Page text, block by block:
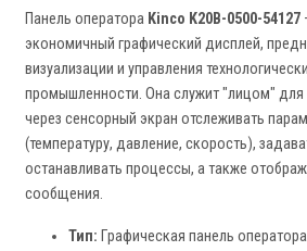
Панель оператора Kinco K20B-0500-54127
экономичный графический дисплей,
визуализации и управления
промышленности. Она служит "лицом" для
через сенсорный экран отслеживать
(температуру, давление, скорость),
останавливать процессы, а также
сообщения.
Тип: Графическая панель